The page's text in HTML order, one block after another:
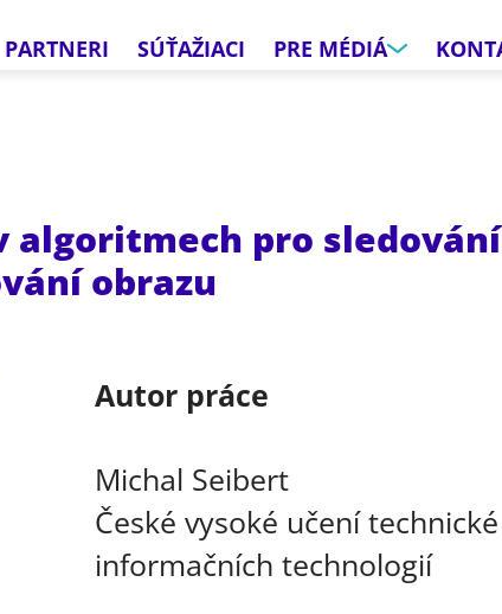
PARTNERI SÚŤAŽIACI PRE MÉDIÁ
algoritmech pro
obrazu
Autor práce
Michal Seibert
České vysoké učení
informačních technologií